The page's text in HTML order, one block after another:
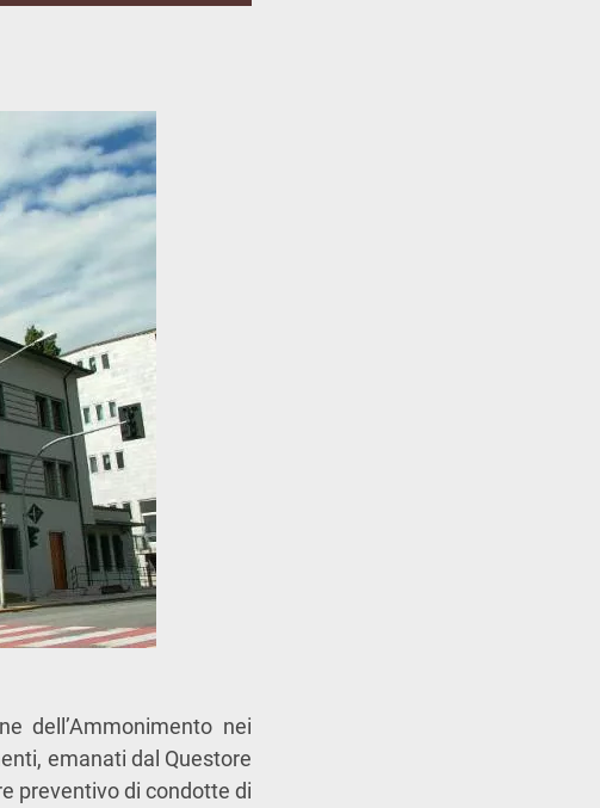
dell’Ammonimento nei
emanati dal Questore
preventivo di condotte di